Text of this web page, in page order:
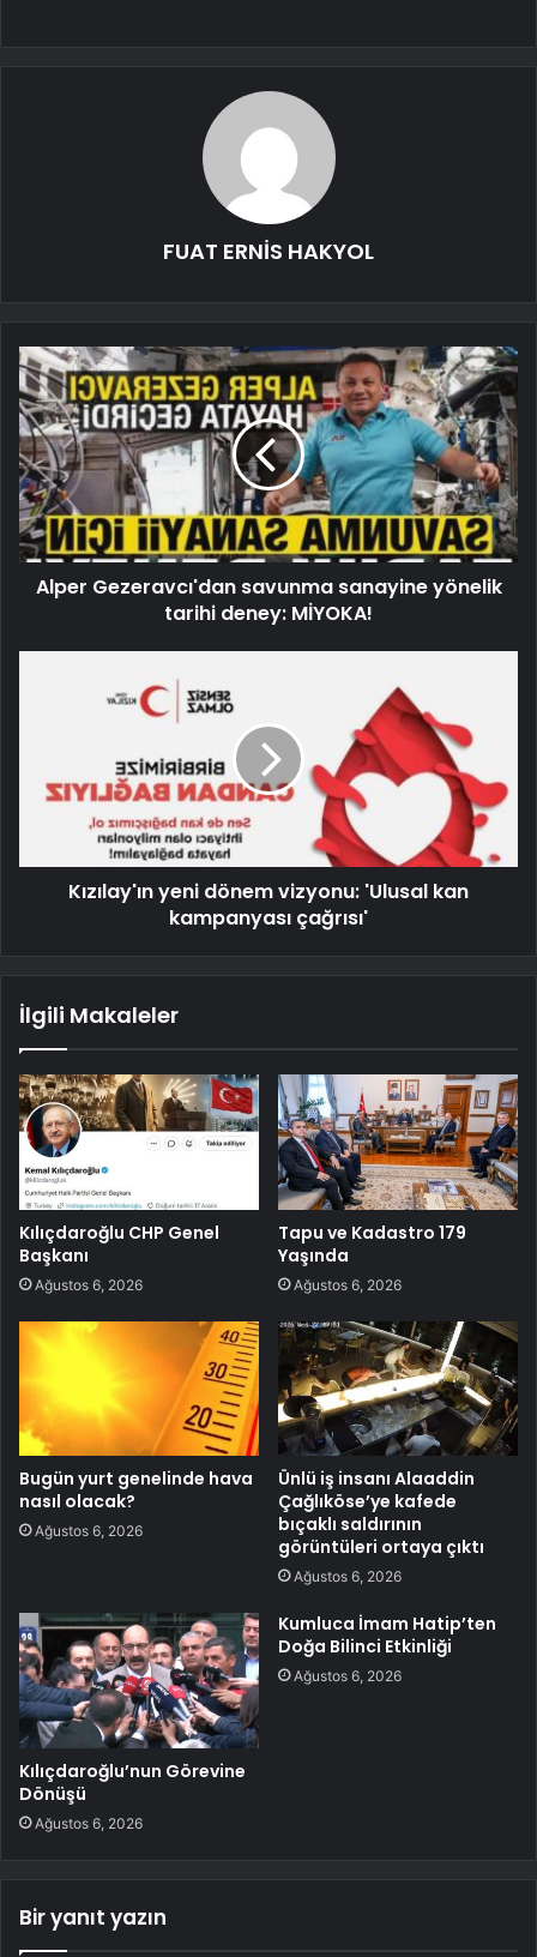
FUAT ERNİS HAKYOL
Alper Gezeravcı'dan savunma sanayine yönelik
tarihi deney: MİYOKA!
Kızılay'ın yeni dönem vizyonu: 'Ulusal kan
kampanyası çağrısı'
İlgili Makaleler
Kılıçdaroğlu CHP Genel
Başkanı
Ağustos 6, 2026
Tapu ve Kadastro 179
Yaşında
Ağustos 6, 2026
Bugün yurt genelinde hava
nasıl olacak?
Ağustos 6, 2026
Ünlü iş insanı Alaaddin
Çağlıköse’ye kafede
bıçaklı saldırının
görüntüleri ortaya çıktı
Ağustos 6, 2026
Kılıçdaroğlu’nun Görevine
Dönüşü
Ağustos 6, 2026
Kumluca İmam Hatip’ten
Doğa Bilinci Etkinliği
Ağustos 6, 2026
Bir yanıt yazın